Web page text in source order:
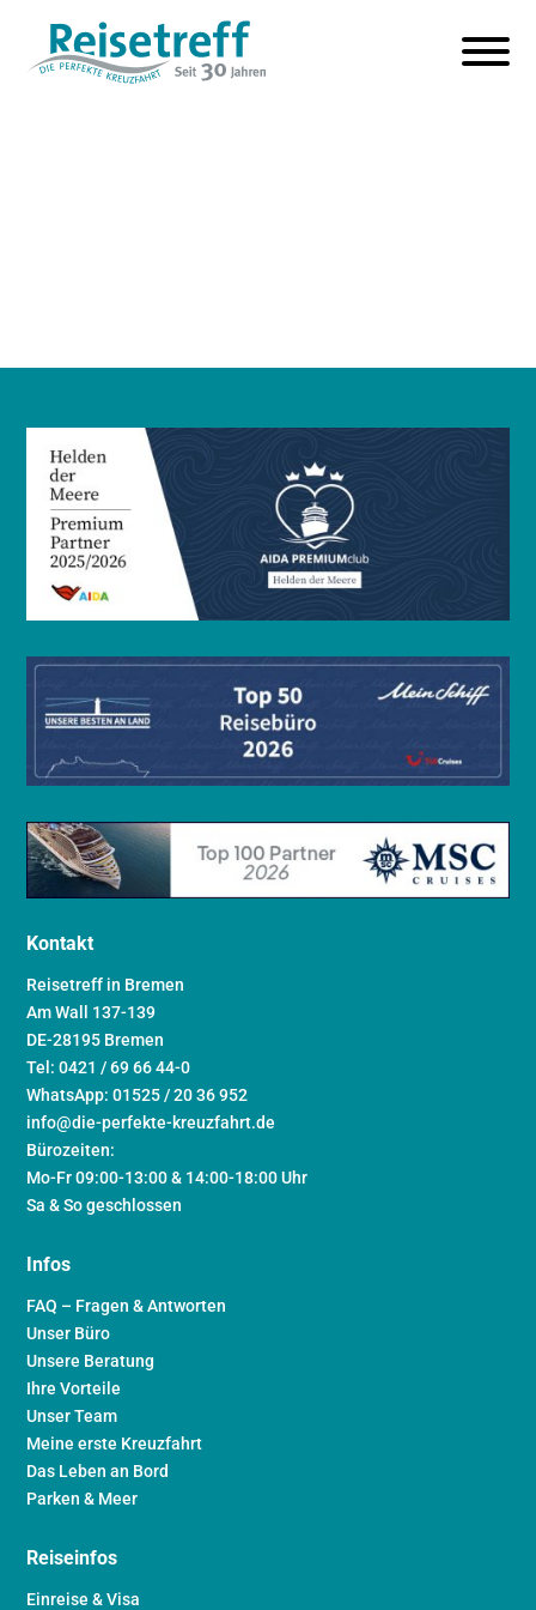
Kontakt
Reisetreff in Bremen
Am Wall 137-139
DE-28195 Bremen
Tel: 0421 / 69 66 44-0
WhatsApp: 01525 / 20 36 952
info@die-perfekte-kreuzfahrt.de
Bürozeiten:
Mo-Fr 09:00-13:00 & 14:00-18:00 Uhr
Sa & So geschlossen
Infos
FAQ – Fragen & Antworten
Unser Büro
Unsere Beratung
Ihre Vorteile
Unser Team
Meine erste Kreuzfahrt
Das Leben an Bord
Parken & Meer
Reiseinfos
Einreise & Visa